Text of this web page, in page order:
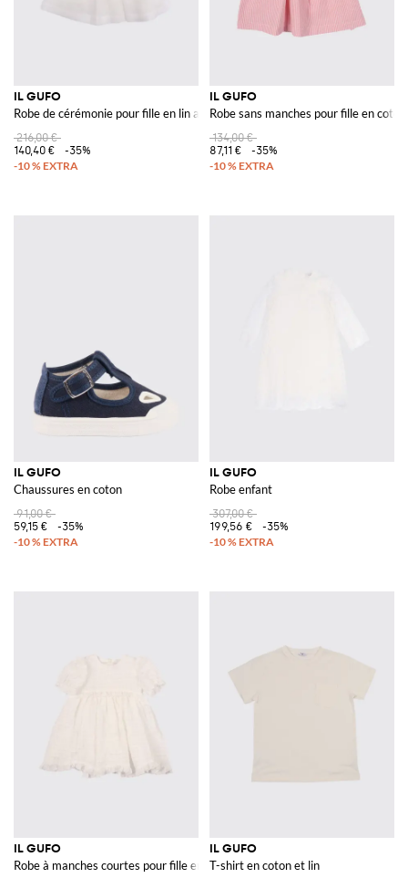
IL GUFO
Robe de cérémonie pour fille en lin avec col Claudine et nœud
216,00 €
140,40 €
-35%
IL GUFO
Robe sans manches pour fille en
134,00 €
87,11 €
-35%
IL GUFO
Chaussures en coton
91,00 €
59,15 €
-35%
IL GUFO
Robe enfant
307,00 €
199,56 €
-35%
IL GUFO
Robe à manches courtes pour fille en pur coton blanc
IL GUFO
T-shirt en coton et lin